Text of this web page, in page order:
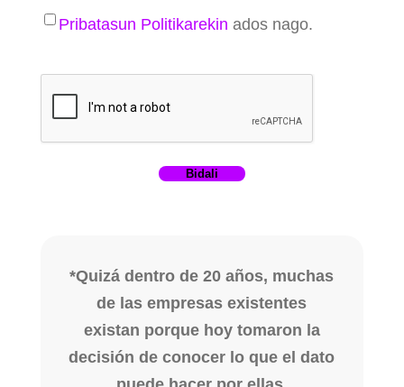
Pribatasun Politikarekin ados nago.
*Quizá dentro de 20 años, muchas
de las empresas existentes
existan porque hoy tomaron la
decisión de conocer lo que el dato